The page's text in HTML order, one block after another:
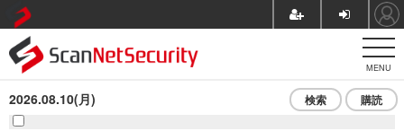
MENU
2026.08.10(月) 検索 購読